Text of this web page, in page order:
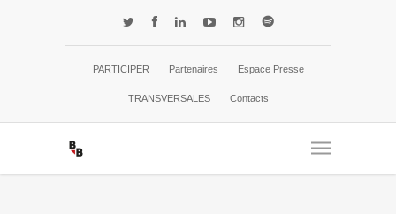
PARTICIPER Partenaires Espace Presse
TRANSVERSALES Contacts